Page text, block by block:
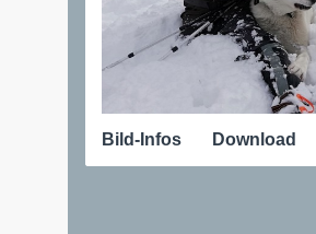
Bild-Infos Download